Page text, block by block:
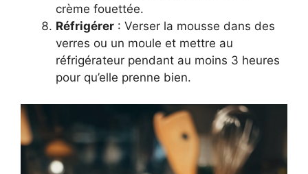
crème fouettée.
Réfrigérer : Verser la mousse dans des
verres ou un moule et mettre au
réfrigérateur pendant au moins 3 heures
pour qu’elle prenne bien.